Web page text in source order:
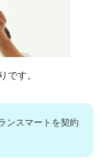
です。
ンスマートを契約